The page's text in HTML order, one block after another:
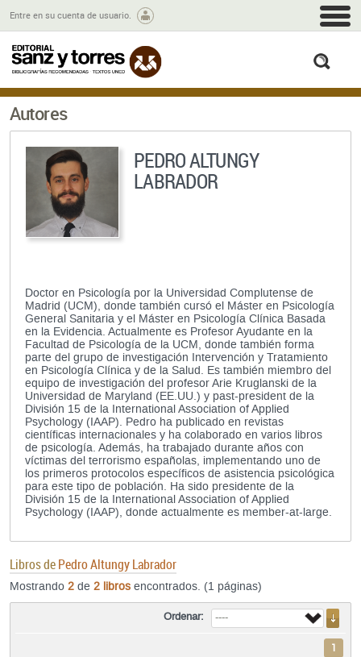
Entre en su cuenta de usuario.
Autores
PEDRO ALTUNGY
LABRADOR
Doctor en Psicología por la Universidad Complutense de
Madrid (UCM), donde también cursó el Máster en Psicología
General Sanitaria y el Máster en Psicología Clínica Basada
en la Evidencia. Actualmente es Profesor Ayudante en la
Facultad de Psicología de la UCM, donde también forma
parte del grupo de investigación Intervención y Tratamiento
en Psicología Clínica y de la Salud. Es también miembro del
equipo de investigación del profesor Arie Kruglanski de la
Universidad de Maryland (EE.UU.) y past-president de la
División 15 de la International Association of Applied
Psychology (IAAP). Pedro ha publicado en revistas
científicas internacionales y ha colaborado en varios libros
de psicología. Además, ha trabajado durante años con
víctimas del terrorismo españolas, implementando uno de
los primeros protocolos específicos de asistencia psicológica
para este tipo de población. Ha sido presidente de la
División 15 de la International Association of Applied
Psychology (IAAP), donde actualmente es member-at-large.
Libros dePedro Altungy Labrador
Mostrando 2 de 2 libros encontrados. (1 páginas)
Ordenar:
1